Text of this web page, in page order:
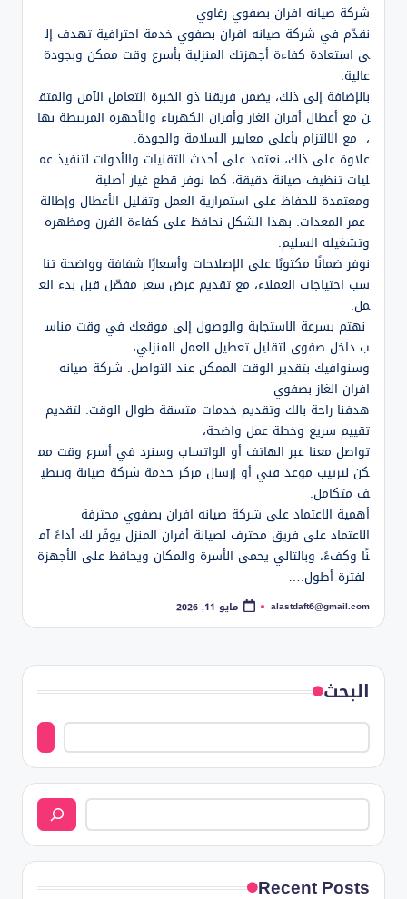
شركة صيانه افران بصفوي رغاوي
نقدّم في شركة صيانه افران بصفوي خدمة احترافية تهدف إل
ى استعادة كفاءة أجهزتك المنزلية بأسرع وقت ممكن وبجودة
عالية.
بالإضافة إلى ذلك، يضمن فريقنا ذو الخبرة التعامل الآمن والمتق
ن مع أعطال أفران الغاز وأفران الكهرباء والأجهزة المرتبطة بها
، مع الالتزام بأعلى معايير السلامة والجودة.
علاوة على ذلك، نعتمد على أحدث التقنيات والأدوات لتنفيذ عم
ليات تنظيف صيانة دقيقة، كما نوفر قطع غيار أصلية
ومعتمدة للحفاظ على استمرارية العمل وتقليل الأعطال وإطالة
عمر المعدات. بهذا الشكل نحافظ على كفاءة الفرن ومظهره
وتشغيله السليم.
نوفر ضمانًا مكتوبًا على الإصلاحات وأسعارًا شفافة وواضحة تنا
سب احتياجات العملاء، مع تقديم عرض سعر مفصّل قبل بدء الع
مل.
نهتم بسرعة الاستجابة والوصول إلى موقعك في وقت مناس
ب داخل صفوى لتقليل تعطيل العمل المنزلي،
وسنوافيك بتقدير الوقت الممكن عند التواصل. شركة صيانه
افران الغاز بصفوي
هدفنا راحة بالك وتقديم خدمات متسقة طوال الوقت. لتقديم
تقييم سريع وخطة عمل واضحة،
تواصل معنا عبر الهاتف أو الواتساب وسنرد في أسرع وقت مم
كن لترتيب موعد فني أو إرسال مركز خدمة شركة صيانة وتنظي
ف متكامل.
أهمية الاعتماد على شركة صيانه افران بصفوي محترفة
الاعتماد على فريق محترف لصيانة أفران المنزل يوفّر لك أداءً آم
نًا وكفءً، وبالتالي يحمى الأسرة والمكان ويحافظ على الأجهزة
لفترة أطول.…
تمّ
بواسطة
alastdaft6@gmail.com مايو 11, 2026
البحث
البحث
Recent Posts